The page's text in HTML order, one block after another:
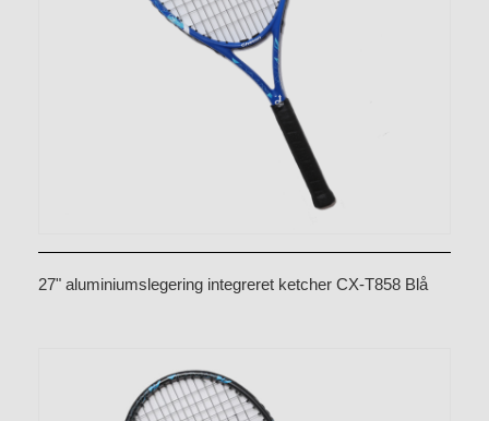
27" aluminiumslegering integreret ketcher CX-T858 Blå